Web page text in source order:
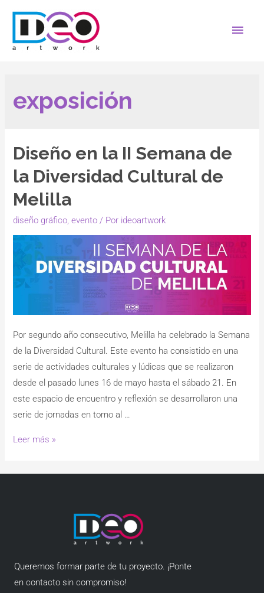
exposición
Diseño en la II Semana de
la Diversidad Cultural de
Melilla
diseño gráfico,evento / Por ideoartwork
Por segundo año consecutivo, Melilla ha celebrado la Semana
de la Diversidad Cultural. Este evento ha consistido en una
serie de actividades culturales y lúdicas que se realizaron
desde el pasado lunes 16 de mayo hasta el sábado 21. En
este espacio de encuentro y reflexión se desarrollaron una
serie de jornadas en torno al …
Leer más »
Queremos formar parte de tu proyecto. ¡Ponte
en contacto sin compromiso!